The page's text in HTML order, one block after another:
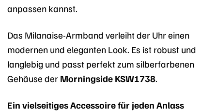
anpassen kannst.
Das Milanaise-Armband verleiht der Uhr einen
modernen und eleganten Look. Es ist robust und
langlebig und passt perfekt zum silberfarbenen
Gehäuse der Morningside KSW1738
Ein vielseitiges Accessoire für jeden Anlass